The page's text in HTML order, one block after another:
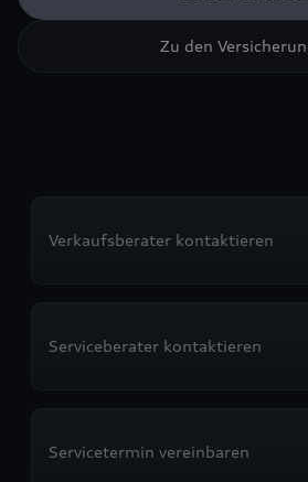
Zu den
Verkaufsberater kontaktieren
Serviceberater kontaktieren
Servicetermin vereinbaren